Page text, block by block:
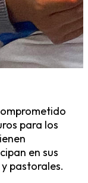
para los
en sus
pastorales.